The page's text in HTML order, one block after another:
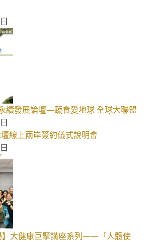
續發展論壇—蔬食愛地球 全球大聯盟
線上兩岸簽約儀式說明會
】大健康巨擘講座系列——「人體使